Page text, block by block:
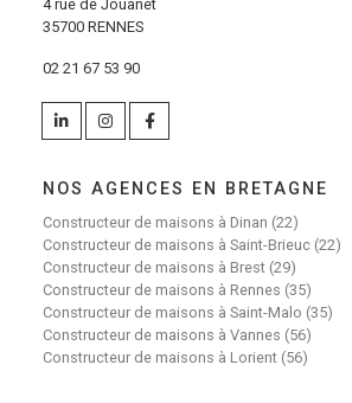
4 rue de Jouanet
35700 RENNES
02 21 67 53 90
NOS AGENCES EN BRETAGNE
Constructeur de maisons à Dinan (22)
Constructeur de maisons à Saint-Brieuc (22)
Constructeur de maisons à Brest (29)
Constructeur de maisons à Rennes (35)
Constructeur de maisons à Saint-Malo (35)
Constructeur de maisons à Vannes (56)
Constructeur de maisons à Lorient (56)